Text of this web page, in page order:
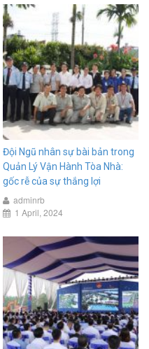
Đội Ngũ nhân sự bài bản trong
Quản Lý Vận Hành Tòa Nhà:
gốc rễ của sự thắng lợi
adminrb
1 April, 2024